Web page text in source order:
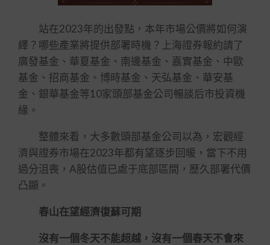
站在2023年的出發點，本年市場公價將如何演
繹？哪些產業將提供部署時機？上海證券報約請了
廣發基金、華夏基金、南邊基金、嘉實基金、中歐
基金、招商基金、博時基金、天弘基金、華安基
金、銀華基金等10家頭部基金公司暢談后市投資機
緣。
整體來看，大多數頭部基金公司以為，宏觀經
濟與證券市場在2023年都有望逐步回暖，當下不用
過分沮喪，A股估值已處于底部區間，歷久部署代價
凸顯。
春山在望經濟復蘇可期
沒有一個冬天不能超越，沒有一個春天不會來